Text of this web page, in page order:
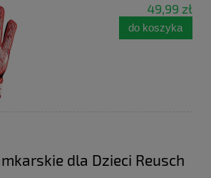
49,99 zł
do koszyka
dla Dzieci Reusch